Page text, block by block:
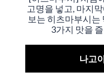
고명을 넣고, 마지
보는 히츠마부시는
3가지 맛을
나고